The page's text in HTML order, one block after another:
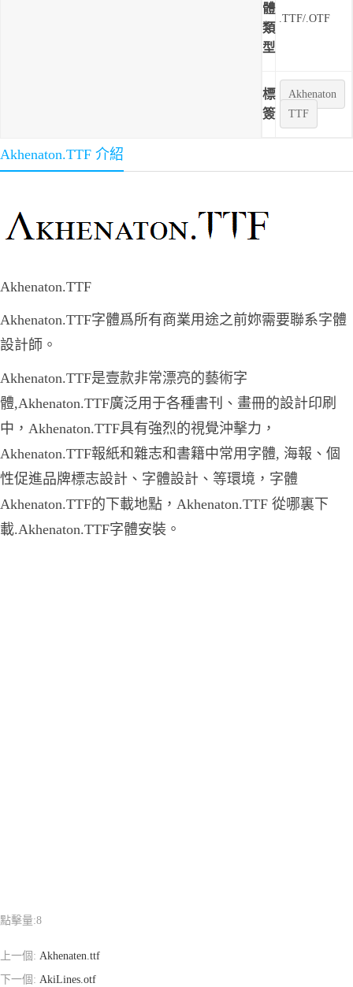
體
類
型
.TTF/.OTF
標
簽
Akhenaton
TTF
Akhenaton.TTF 介紹
Akhenaton.TTF
Akhenaton.TTF字體爲所有商業用途之前妳需要聯系字體
設計師。
Akhenaton.TTF是壹款非常漂亮的藝術字
體,Akhenaton.TTF廣泛用于各種書刊、畫冊的設計印刷
中，Akhenaton.TTF具有強烈的視覺沖擊力，
Akhenaton.TTF報紙和雜志和書籍中常用字體, 海報、個
性促進品牌標志設計、字體設計、等環境，字體
Akhenaton.TTF的下載地點，Akhenaton.TTF 從哪裏下
載.Akhenaton.TTF字體安裝。
點擊量:8
上一個: Akhenaten.ttf
下一個: AkiLines.otf